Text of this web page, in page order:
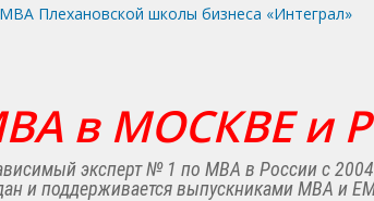
в МОСКВЕ и
эксперт № 1 по MBA в России с 2004
и поддерживается выпускниками MBA и